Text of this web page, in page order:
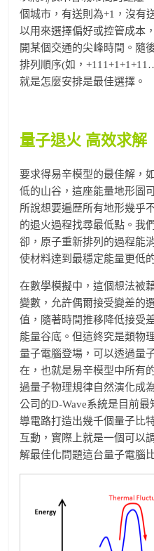
個城市，有送則為+1，沒有
以用來選擇偏好或控管成本
開某個交通的尖峰時間。隨
排列順序(如，
就是怎麼安排是最佳選擇。
量子退火 高效求解
要求得易辛模型的最佳解，
低的山谷，這座能量地形圖
所說想要遍歷所有地形幾乎
的退火過程找尋最低點。我
卻，原子重新排列的過程能
使材料達到最穩定能量更低
在數學模擬中，這個想法被
變數，允許偶爾接受變差的
值，隨著時間推移降低接受
能量谷底。但這終究是類物
量子電腦登場，可以透過量
在，也就是易辛模型中所有
過量子物理規律自然演化成
公司的D-Wave系統是目前
導電路打造出幾千個量子比
互動，實際上就是一個可以
解最佳化問題這台量子電腦